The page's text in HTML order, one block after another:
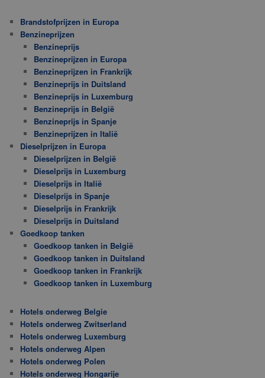
Brandstofprijzen in Europa
Benzineprijzen
Benzineprijs
Benzineprijzen in Europa
Benzineprijzen in Frankrijk
Benzineprijs in Duitsland
Benzineprijs in Luxemburg
Benzineprijs in België
Benzineprijs in Spanje
Benzineprijzen in Italië
Dieselprijzen in Europa
Dieselprijzen in België
Dieselprijs in Luxemburg
Dieselprijs in Italië
Dieselprijs in Spanje
Dieselprijs in Frankrijk
Dieselprijs in Duitsland
Goedkoop tanken
Goedkoop tanken in België
Goedkoop tanken in Duitsland
Goedkoop tanken in Frankrijk
Goedkoop tanken in Luxemburg
Hotels onderweg Belgie
Hotels onderweg Zwitserland
Hotels onderweg Luxemburg
Hotels onderweg Alpen
Hotels onderweg Polen
Hotels onderweg Hongarije